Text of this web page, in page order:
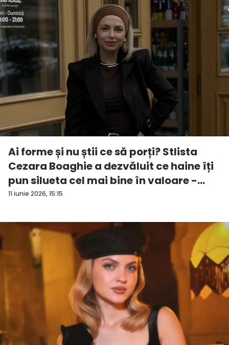
11 iunie 2026, 15:15
Ai forme și nu știi ce să porți? Stlista
Cezara Boaghie a dezvăluit ce haine îți
pun silueta cel mai bine în valoare -
VID...